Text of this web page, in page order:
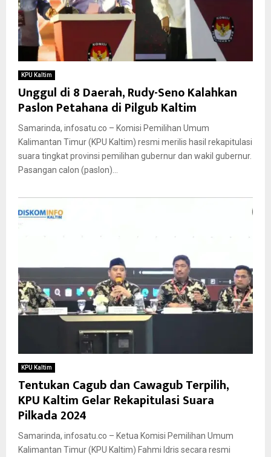
KPU Kaltim
Unggul di 8 Daerah, Rudy-Seno Kalahkan
Paslon Petahana di Pilgub Kaltim
Samarinda, infosatu.co – Komisi Pemilihan Umum
Kalimantan Timur (KPU Kaltim) resmi merilis hasil rekapitulasi
suara tingkat provinsi pemilihan gubernur dan wakil gubernur.
Pasangan calon (paslon)...
KPU Kaltim
Tentukan Cagub dan Cawagub Terpilih,
KPU Kaltim Gelar Rekapitulasi Suara
Pilkada 2024
Samarinda, infosatu.co – Ketua Komisi Pemilihan Umum
Kalimantan Timur (KPU Kaltim) Fahmi Idris secara resmi